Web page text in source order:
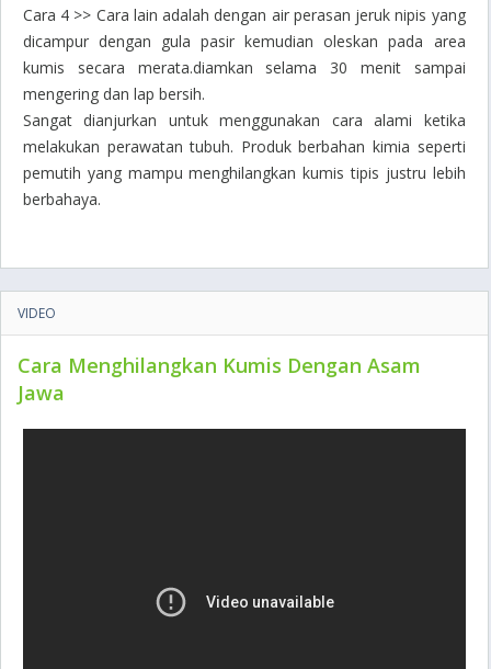
Cara 4 >> Cara lain adalah dengan air perasan jeruk nipis yang
dicampur dengan gula pasir kemudian oleskan pada area
kumis secara merata.diamkan selama 30 menit sampai
mengering dan lap bersih.
Sangat dianjurkan untuk menggunakan cara alami ketika
melakukan perawatan tubuh. Produk berbahan kimia seperti
pemutih yang mampu menghilangkan kumis tipis justru lebih
berbahaya.
VIDEO
Cara Menghilangkan Kumis Dengan Asam
Jawa